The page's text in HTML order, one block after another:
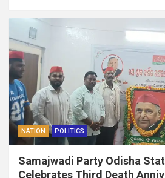
NATION POLITICS
Samajwadi Party Odisha
Celebrates Third Death